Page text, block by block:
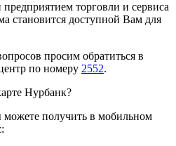
торговли и сервиса
становится доступной Вам для
просим обратиться в
по номеру 2552.
Нурбанк?
получить в мобильном